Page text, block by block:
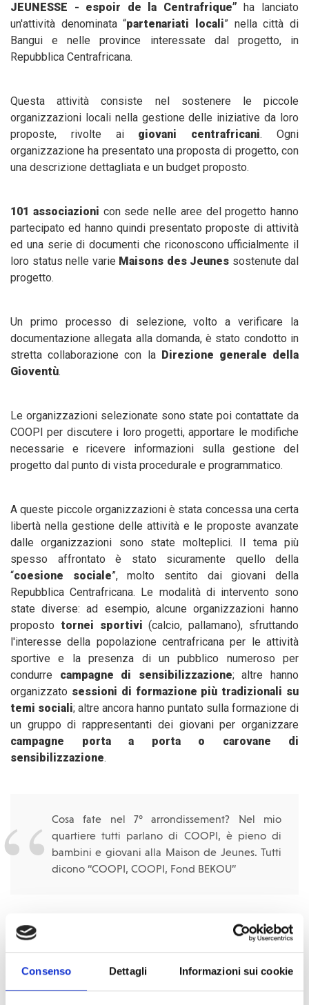
Consenso Dettagli Informazioni sui cookie
JEUNESSE - espoir de la Centrafrique” ha lanciato
un'attività denominata “partenariati locali” nella città di
Bangui e nelle province interessate dal progetto, in
Repubblica Centrafricana.
Questa attività consiste nel sostenere le piccole
organizzazioni locali nella gestione delle iniziative da loro
proposte, rivolte ai giovani centrafricani. Ogni
organizzazione ha presentato una proposta di progetto, con
una descrizione dettagliata e un budget proposto.
101 associazioni con sede nelle aree del progetto hanno
partecipato ed hanno quindi presentato proposte di attività
ed una serie di documenti che riconoscono ufficialmente il
loro status nelle varie Maisons des Jeunes sostenute dal
progetto.
Un primo processo di selezione, volto a verificare la
documentazione allegata alla domanda, è stato condotto in
stretta collaborazione con laDirezione generale della
Gioventù.
Le organizzazioni selezionate sono state poi contattate da
COOPI per discutere i loro progetti, apportare le modifiche
necessarie e ricevere informazioni sulla gestione del
progetto dal punto di vista procedurale e programmatico.
A queste piccole organizzazioni è stata concessa una certa
libertà nella gestione delle attività e le proposte avanzate
dalle organizzazioni sono state molteplici. Il tema più
spesso affrontato è stato sicuramente quello della
“coesione sociale”, molto sentito dai giovani della
Repubblica Centrafricana. Le modalità di intervento sono
state diverse: ad esempio, alcune organizzazioni hanno
proposto tornei sportivi (calcio, pallamano), sfruttando
l'interesse della popolazione centrafricana per le attività
sportive e la presenza di un pubblico numeroso per
condurre campagne di sensibilizzazione; altre hanno
organizzato sessioni di formazione più tradizionali su
temi sociali; altre ancora hanno puntato sulla formazione di
un gruppo di rappresentanti dei giovani per organizzare
campagne porta a porta o carovane di
sensibilizzazione.
Cosa fate nel 7° arrondissement? Nel mio
quartiere tutti parlano di COOPI, è pieno di
bambini e giovani alla Maison de Jeunes. Tutti
dicono “COOPI, COOPI, Fond BEKOU”
Anche conversazioni casuali e informali, come quella tra un
l'apprezzamento di questa attività da parte del pubblico